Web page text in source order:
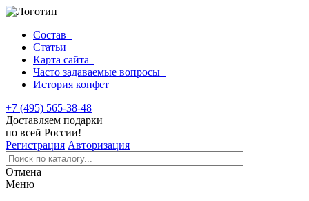
Состав
Статьи
Карта сайта
Часто задаваемые вопросы
История конфет
+7 (495) 565-38-48
Доставляем подарки
по всей России!
Регистрация Авторизация
Отмена
Меню